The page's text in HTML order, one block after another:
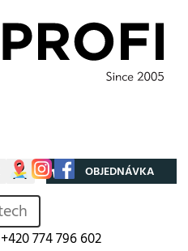
Můj účet OBJEDNÁVKA
+420 774 796 602